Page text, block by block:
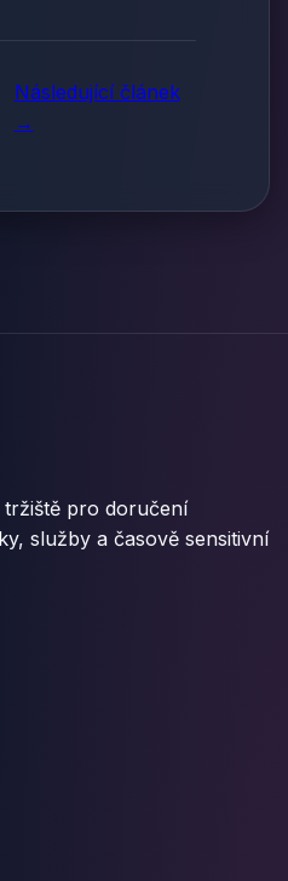
Následující článek
→
pro doručení
služby a časově sensitivní